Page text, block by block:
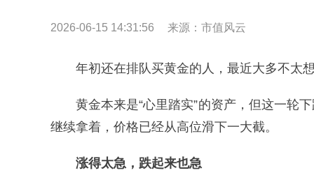
2026-06-15 14:31:56 来源：市值风云
年初还在排队买黄金的人，最近大多不太
黄金本来是“心里踏实”的资产，但这一轮
继续拿着，价格已经从高位滑下一大截。
涨得太急，跌起来也急